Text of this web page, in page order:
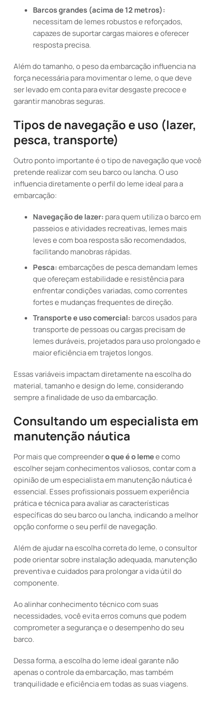
Barcos grandes (acima de 12 metros):
necessitam de lemes robustos e reforçados,
capazes de suportar cargas maiores e oferecer
resposta precisa.
Além do tamanho, o peso da embarcação influencia na
força necessária para movimentar o leme, o que deve
ser levado em conta para evitar desgaste precoce e
garantir manobras seguras.
Tipos de navegação e uso (lazer,
pesca, transporte)
Outro ponto importante é o tipo de navegação que você
pretende realizar com seu barco ou lancha. O uso
influencia diretamente o perfil do leme ideal para a
embarcação:
Navegação de lazer: para quem utiliza o barco em
passeios e atividades recreativas, lemes mais
leves e com boa resposta são recomendados,
facilitando manobras rápidas.
Pesca:embarcações de pesca demandam lemes
que ofereçam estabilidade e resistência para
enfrentar condições variadas, como correntes
fortes e mudanças frequentes de direção.
Transporte e uso comercial: barcos usados para
transporte de pessoas ou cargas precisam de
lemes duráveis, projetados para uso prolongado e
maior eficiência em trajetos longos.
Essas variáveis impactam diretamente na escolha do
material, tamanho e design do leme, considerando
sempre a finalidade de uso da embarcação.
Consultando um especialista em
manutenção náutica
Por mais que compreendero que é o lemee como
escolher sejam conhecimentos valiosos, contar com a
opinião de um especialista em manutenção náutica é
essencial. Esses profissionais possuem experiência
prática e técnica para avaliar as características
específicas do seu barco ou lancha, indicando a melhor
opção conforme o seu perfil de navegação.
Além de ajudar na escolha correta do leme, o consultor
pode orientar sobre instalação adequada, manutenção
preventiva e cuidados para prolongar a vida útil do
componente.
Ao alinhar conhecimento técnico com suas
necessidades, você evita erros comuns que podem
comprometer a segurança e o desempenho do seu
barco.
Dessa forma, a escolha do leme ideal garante não
apenas o controle da embarcação, mas também
tranquilidade e eficiência em todas as suas viagens.